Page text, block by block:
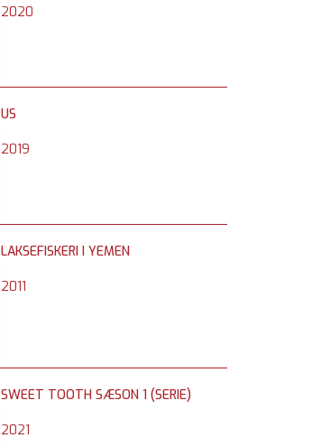
2020
US
2019
LAKSEFISKERI I YEMEN
2011
SWEET TOOTH SÆSON 1 (SERIE)
2021